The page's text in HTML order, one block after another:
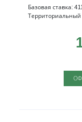
Базовая ставка: